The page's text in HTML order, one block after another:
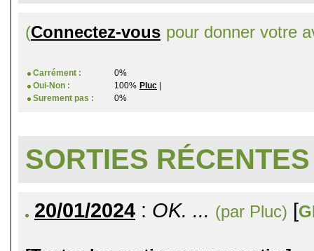
(Connectez-vous pour donner votre
Carrément :
0%
Oui-Non :
100% Pluc
Surement pas :
0%
SORTIES RÉCENTES
20/01/2024 : OK. ... (par Pluc) [